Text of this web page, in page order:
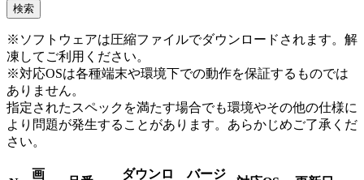
※ソフトウェアは圧縮ファイルでダウンロードされます。解
凍してご利用ください。
※対応OSは各種端末や環境下での動作を保証するものでは
ありません。
指定されたスペックを満たす場合でも環境やその他の仕様に
より問題が発生することがあります。あらかじめご了承くだ
さい。
画
ダウンロ
バージ